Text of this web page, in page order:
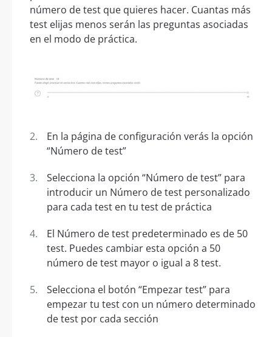
número de test que quieres hacer. Cuantas más
test elijas menos serán las preguntas asociadas
en el modo de práctica.
En la página de configuración verás la opción
“Número de test”
Selecciona la opción “Número de test” para
introducir un Número de test personalizado
para cada test en tu test de práctica
El Número de test predeterminado es de 50
test. Puedes cambiar esta opción a 50
número de test mayor o igual a 8 test.
Selecciona el botón “Empezar test” para
empezar tu test con un número determinado
de test por cada sección